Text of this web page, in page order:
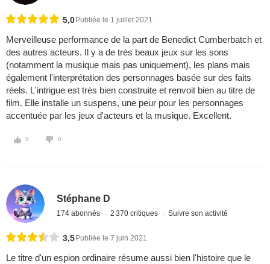
5,0 Publiée le 1 juillet 2021
Merveilleuse performance de la part de Benedict Cumberbatch et
des autres acteurs. Il y a de très beaux jeux sur les sons
(notamment la musique mais pas uniquement), les plans mais
également l'interprétation des personnages basée sur des faits
réels. L'intrigue est très bien construite et renvoit bien au titre de
film. Elle installe un suspens, une peur pour les personnages
accentuée par les jeux d'acteurs et la musique. Excellent.
5 0
Stéphane D
174 abonnés 2 370 critiques Suivre son activité
3,5 Publiée le 7 juin 2021
Le titre d'un espion ordinaire résume aussi bien l'histoire que le